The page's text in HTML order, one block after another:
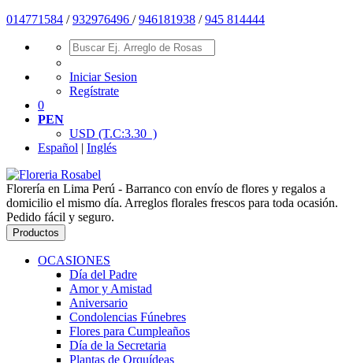
014771584 /932976496 /946181938 /945 814444
Iniciar Sesion
Regístrate
0
PEN
USD (T.C:3.30 )
Español | Inglés
Florería en Lima Perú - Barranco con envío de flores y regalos a
domicilio el mismo día. Arreglos florales frescos para toda ocasión.
Pedido fácil y seguro.
Productos
OCASIONES
Día del Padre
Amor y Amistad
Aniversario
Condolencias Fúnebres
Flores para Cumpleaños
Día de la Secretaria
Plantas de Orquídeas